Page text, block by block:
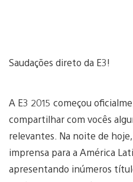
Saudações direto da E3!
A E3 2015 começou
compartilhar com vocês
relevantes. Na noite de
imprensa para a América
apresentando inúmeros